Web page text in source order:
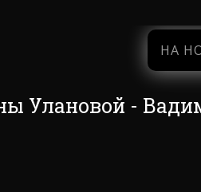
НА
Улановой -